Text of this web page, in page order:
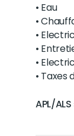
• Eau
•
•
•
•
•
APL/